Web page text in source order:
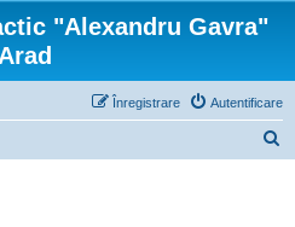
"Alexandru Gavra"
Arad
Autentificare
Înregistrare